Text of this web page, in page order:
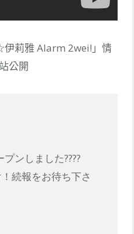
伊莉雅 Alarm 2wei!」情
公開
ンしました????
続報をお待ち下さ